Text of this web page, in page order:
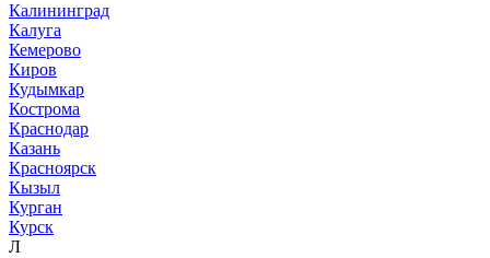
Калининград
Калуга
Кемерово
Киров
Кудымкар
Кострома
Краснодар
Казань
Красноярск
Кызыл
Курган
Курск
Л